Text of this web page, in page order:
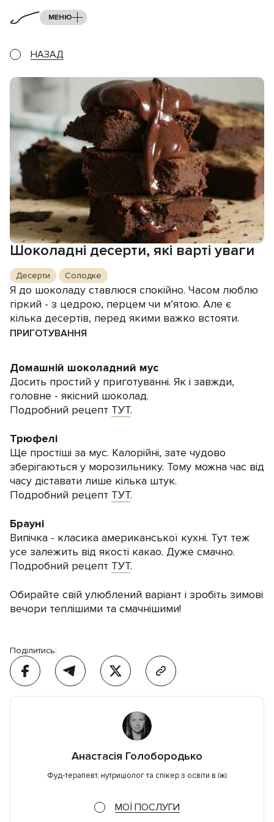
МЕНЮ
НАЗАД
Шоколадні десерти, які варті уваги
Десерти Солодке
Я до шоколаду ставлюся спокійно. Часом люблю
гіркий - з цедрою, перцем чи м’ятою. Але є
кілька десертів, перед якими важко встояти.
ПРИГОТУВАННЯ
Домашній шоколадний мус
Досить простий у приготуванні. Як і завжди,
головне - якісний шоколад.
Подробний рецепт ТУТ.
Трюфелі
Ще простіші за мус. Калорійні, зате чудово
зберігаються у морозильнику. Тому можна час від
часу діставати лише кілька штук.
Подробний рецепт ТУТ.
Брауні
Випічка - класика американської кухні. Тут теж
усе залежить від якості какао. Дуже смачно.
Подробний рецепт ТУТ.
Обирайте свій улюблений варіант і зробіть зимові
вечори теплішими та смачнішими!
Поділитись:
Анастасія Голобородько
Фуд-терапевт, нутриціолог та спікер з освіти в їжі
МОЇ ПОСЛУГИ